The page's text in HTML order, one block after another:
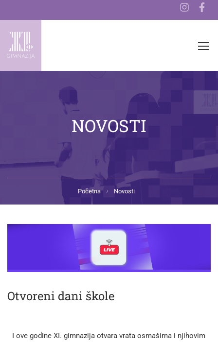
NOVOSTI
Početna Novosti
Otvoreni dani škole
I ove godine XI. gimnazija otvara vrata osmašima i njihovim